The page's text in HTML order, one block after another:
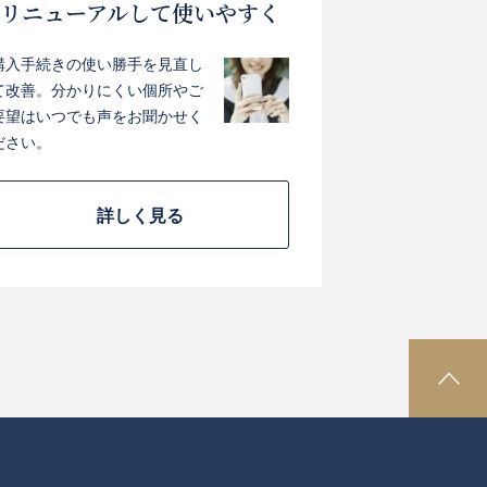
リニューアルして使いやすく
入手続きの使い勝手を見直し
改善。分かりにくい個所やご
望はいつでも声をお聞かせく
さい。
詳しく見る
P
A